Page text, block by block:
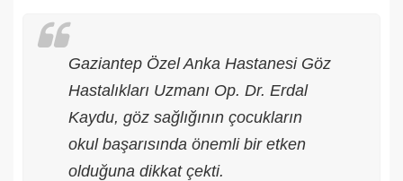
Gaziantep Özel Anka Hastanesi Göz
Hastalıkları Uzmanı Op. Dr. Erdal
Kaydu, göz sağlığının çocukların
okul başarısında önemli bir etken
olduğuna dikkat çekti.